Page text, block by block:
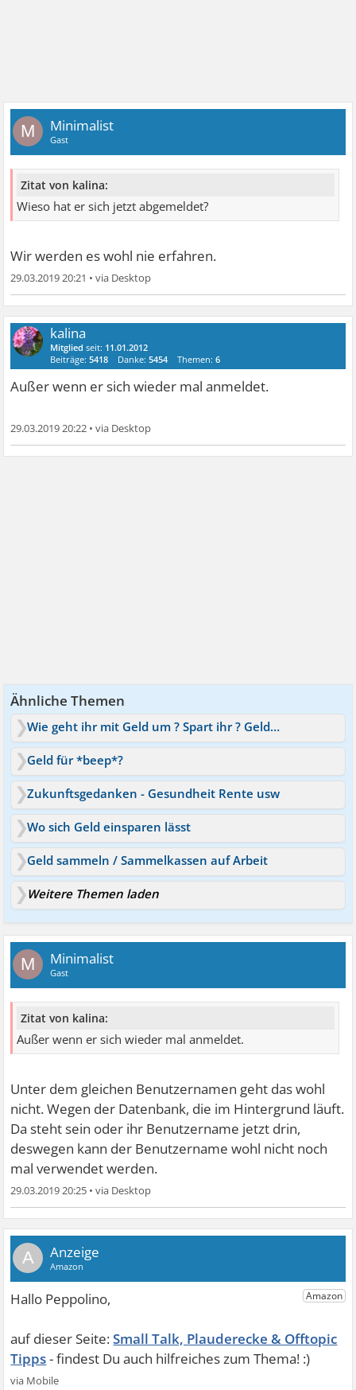
M Minimalist
Gast
Zitat von kalina:
Wieso hat er sich jetzt abgemeldet?
Wir werden es wohl nie erfahren.
29.03.2019 20:21 •
kalina
Mitglied seit: 11.01.2012
Beiträge:5418 Danke:5454 Themen:6
Außer wenn er sich wieder mal anmeldet.
29.03.2019 20:22 •
Ähnliche Themen
Wie geht ihr mit Geld um ? Spart ihr ? Geld fürs Essen ?
Geld für *beep*?
Zukunftsgedanken - Gesundheit Rente usw
Wo sich Geld einsparen lässt
Geld sammeln / Sammelkassen auf Arbeit
Weitere Themen laden
M Minimalist
Gast
Zitat von kalina:
Außer wenn er sich wieder mal anmeldet.
Unter dem gleichen Benutzernamen geht das wohl
nicht. Wegen der Datenbank, die im Hintergrund läuft.
Da steht sein oder ihr Benutzername jetzt drin,
deswegen kann der Benutzername wohl nicht noch
mal verwendet werden.
29.03.2019 20:25 •
A
Small Talk, Plauderecke & Offtopic
Tipps